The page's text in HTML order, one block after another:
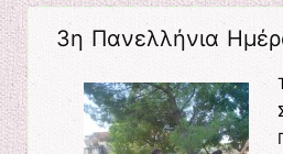
3η Πανελλήνια